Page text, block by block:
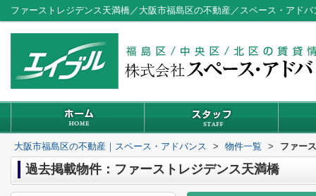
ファーストレジデンス天満橋／大阪市福島区の不動産／スペース・アドバ
大阪市福島区の不動産｜スペース・アドバンス > 物件一覧 > ファー
過去掲載物件：ファーストレジデンス天満橋